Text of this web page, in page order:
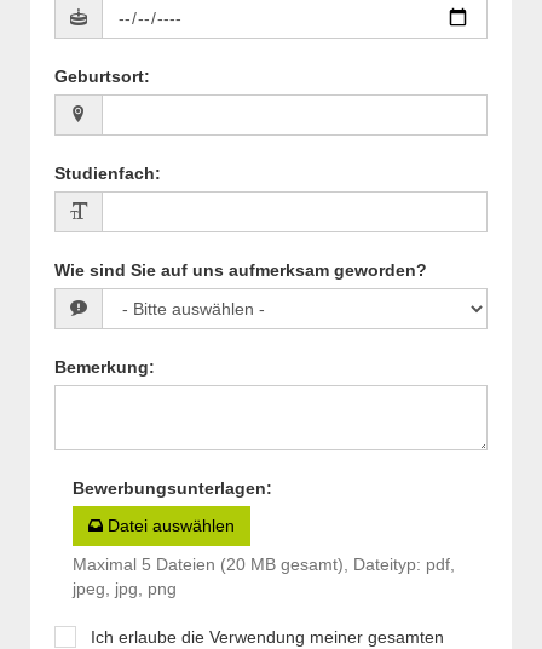
Geburtsort:
Studienfach:
Wie sind Sie auf uns aufmerksam geworden?
Bemerkung:
Bewerbungsunterlagen:
Datei auswählen
Maximal 5 Dateien (20 MB gesamt), Dateityp: pdf,
jpeg, jpg, png
Ich erlaube die Verwendung meiner gesamten